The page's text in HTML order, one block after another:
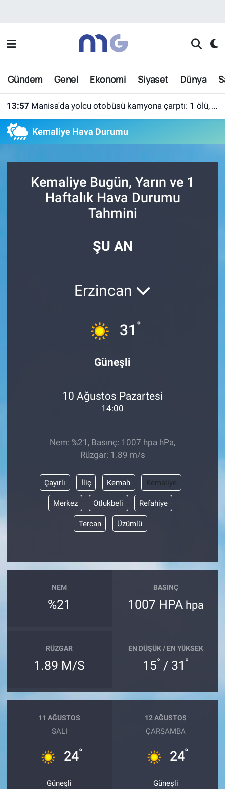
Gündem Genel Ekonomi Siyaset Dünya
13:57 Manisa'da yolcu otobüsü kamyona çarptı: 1 ölü, 7 yaralı
Kemaliye Hava Durumu
Kemaliye Bugün, Yarın ve 1
Haftalık Hava Durumu
Tahmini
ŞU AN
Erzincan
31 °
Güneşli
10 Ağustos Pazartesi
14:00
Nem: %21, Basınç: 1007 hpa hPa,
Rüzgar: 1.89 m/s
Çayırlı İliç Kemah Kemaliye
Merkez Otlukbeli Refahiye
Tercan Üzümlü
NEM
%21
BASINÇ
1007 HPA hpa
RÜZGAR
1.89 M/S
EN DÜŞÜK / EN YÜKSEK
15° / 31 °
11 AĞUSTOS
SALI
24°
Güneşli
12 AĞUSTOS
ÇARŞAMBA
24°
Güneşli
Nöbetçi Eczaneler
Hava Durumu
Son Dakika Haberleri